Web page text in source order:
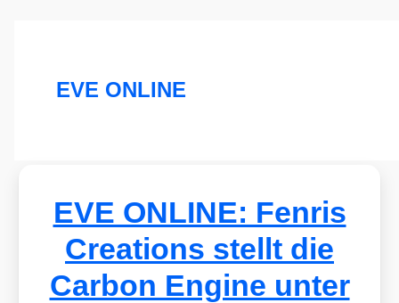
EVE ONLINE
EVE ONLINE: Fenris
Creations stellt die
Carbon Engine unter